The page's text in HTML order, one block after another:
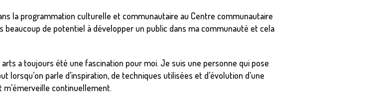
la programmation culturelle et communautaire au Centre communautaire
beaucoup de potentiel à développer un public dans ma communauté et cela
a toujours été une fascination pour moi. Je suis une personne qui pose
parle d’inspiration, de techniques utilisées et d’évolution d’une
continuellement.